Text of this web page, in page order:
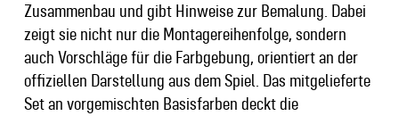
Zusammenbau und gibt Hinweise zur Bemalung. Dabei
zeigt sie nicht nur die Montagereihenfolge, sondern
auch Vorschläge für die Farbgebung, orientiert an der
offiziellen Darstellung aus dem Spiel. Das mitgelieferte
Set an vorgemischten Basisfarben deckt die